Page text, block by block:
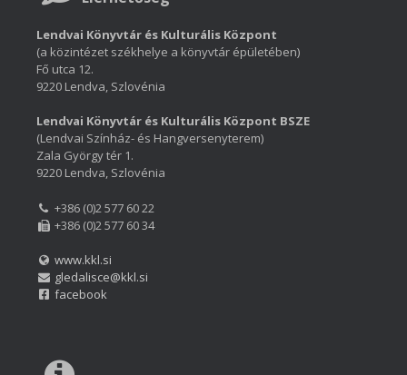
Lendvai Könyvtár és Kulturális Központ
(a közintézet székhelye a könyvtár épületében)
Fő utca 12.
9220 Lendva, Szlovénia
Lendvai Könyvtár és Kulturális Központ BSZE
(Lendvai Színház- és Hangversenyterem)
Zala György tér 1.
9220 Lendva, Szlovénia
+386 (0)2 577 60 22
+386 (0)2 577 60 34
www.kkl.si
gledalisce@kkl.si
facebook